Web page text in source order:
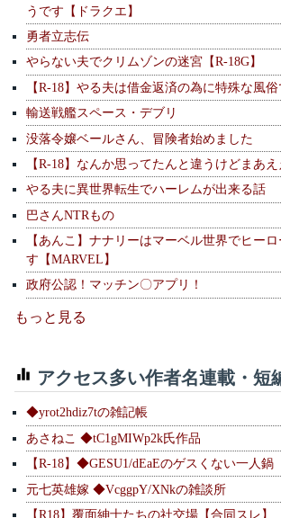
うです【ドラクエ】
勇者立志伝
やらない夫でクリムゾンの迷宮【R-18G】
【R-18】やる夫は借金返済の為に特殊な風
輸送戦艦スペース・デブリ
没落令嬢ベールさん、冒険者始めました
【R-18】なんか思ってたんと違うけどまあえ
やる夫に異世界転生でハーレムが出来る話
巴さんNTRもの
【あんこ】ナナリーはマーベル世界でヒー
す【MARVEL】
政府公認！マッチン〇アプリ！
もっと見る
アクセス多い作者名連載・短
◆yrot2hdiz7tの雑記帳
あさねこ ◆tC1gMIWp2k氏作品
【R-18】◆GESU1/dEaEのゲスくない一人鍋
元七英雄嫁 ◆VcggpY/XNkの雑談所
【R18】覆面紳士たちの社交場【合同スレ】